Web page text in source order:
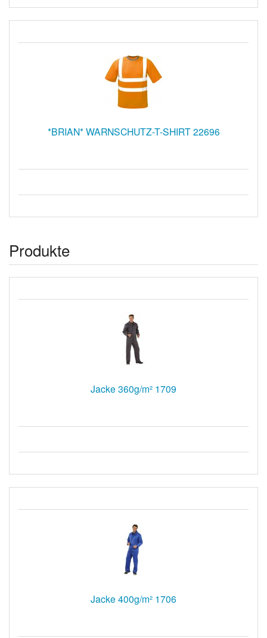
*BRIAN* WARNSCHUTZ-T-SHIRT 22696
Produkte
Jacke 360g/m² 1709
Jacke 400g/m² 1706